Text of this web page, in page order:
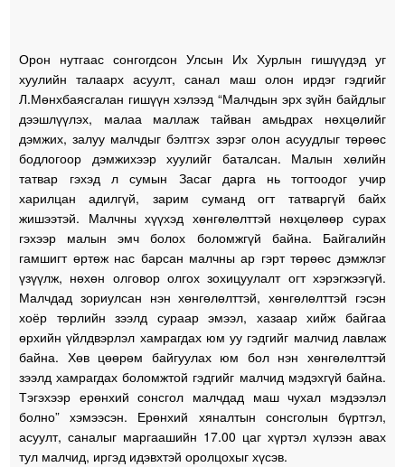
Орон нутгаас сонгогдсон Улсын Их Хурлын гишүүдэд уг
хуулийн талаарх асуулт, санал маш олон ирдэг гэдгийг
Л.Мөнхбаясгалан гишүүн хэлээд “Малчдын эрх зүйн байдлыг
дээшлүүлэх, малаа маллаж тайван амьдрах нөхцөлийг
дэмжих, залуу малчдыг бэлтгэх зэрэг олон асуудлыг төрөөс
бодлогоор дэмжихээр хуулийг баталсан. Малын хөлийн
татвар гэхэд л сумын Засаг дарга нь тогтоодог учир
харилцан адилгүй, зарим суманд огт татваргүй байх
жишээтэй. Малчны хүүхэд хөнгөлөлттэй нөхцөлөөр сурах
гэхээр малын эмч болох боломжгүй байна. Байгалийн
гамшигт өртөж нас барсан малчны ар гэрт төрөөс дэмжлэг
үзүүлж, нөхөн олговор олгох зохицуулалт огт хэрэгжээгүй.
Малчдад зориулсан нэн хөнгөлөлттэй, хөнгөлөлттэй гэсэн
хоёр төрлийн зээлд сураар эмээл, хазаар хийж байгаа
өрхийн үйлдвэрлэл хамрагдах юм уу гэдгийг малчид лавлаж
байна. Хөв цөөрөм байгуулах юм бол нэн хөнгөлөлттэй
зээлд хамрагдах боломжтой гэдгийг малчид мэдэхгүй байна.
Тэгэхээр ерөнхий сонсгол малчдад маш чухал мэдээлэл
болно” хэмээсэн. Ерөнхий хяналтын сонсголын бүртгэл,
асуулт, саналыг маргаашийн 17.00 цаг хүртэл хүлээн авах
тул малчид, иргэд идэвхтэй оролцохыг хүсэв.